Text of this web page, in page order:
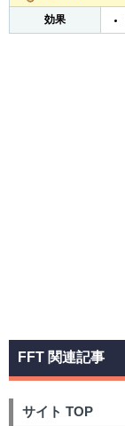
効果
FFT 関連記事
サイト TOP